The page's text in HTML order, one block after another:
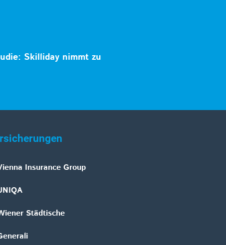
Skilliday nimmt zu
Insurance Group
Städtische